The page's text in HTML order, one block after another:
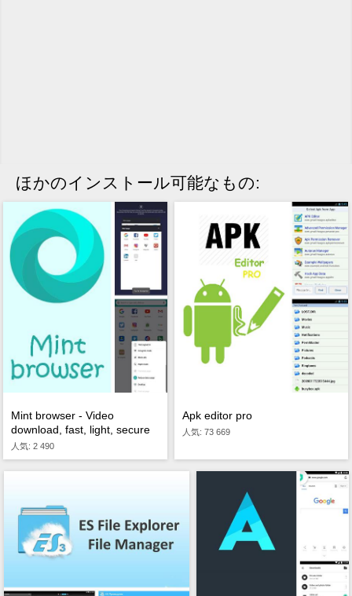
ほかのインストール可能なもの:
Mint browser - Video
download, fast, light, secure
人気: 2 490
Apk editor pro
人気: 73 669